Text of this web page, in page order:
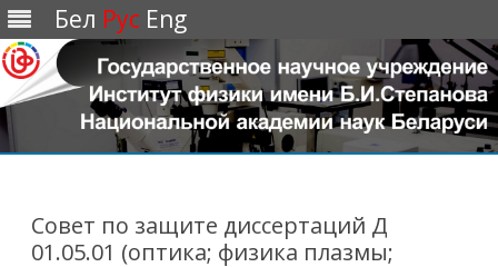
Бел Рус Eng
Совет по защите диссертаций Д
01.05.01 (оптика; физика плазмы;